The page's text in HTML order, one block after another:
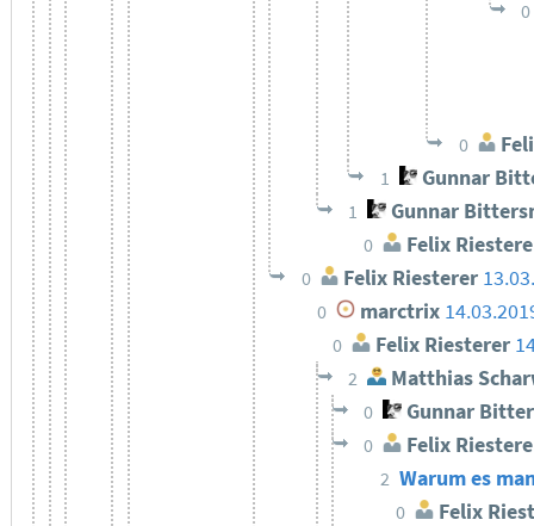
0
0
1 Gunnar
1 Gunnar
0 Felix
0 Felix Riesterer
0 marctrix
0 Felix Riesterer
2 Matthias
0 Gunnar
0 Felix
2 Warum es
0 Felix